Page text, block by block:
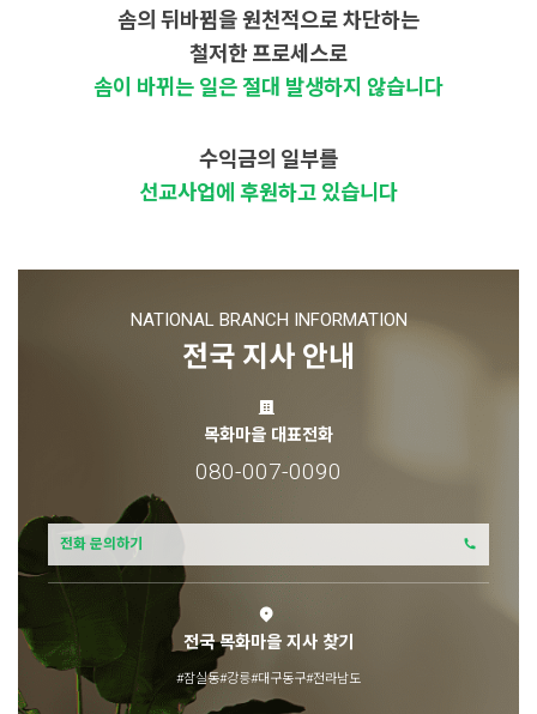
솜의 뒤바뀜을 원천적으로 차단하는
철저한 프로세스로
솜이 바뀌는 일은 절대 발생하지 않습니다
수익금의 일부를
선교사업에 후원하고 있습니다
NATIONAL BRANCH INFORMATION
전국 지사 안내
목화마을 대표전화
080-007-0090
전화 문의하기
전국 목화마을 지사 찾기
#잠실동#강릉#대구동구#전라남도